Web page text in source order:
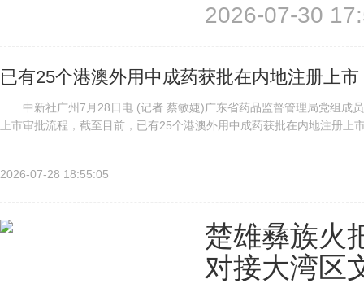
蒙古去体验一下大草原，也想
2026-07-30
已有25个港澳外用中成药获批在内地注册上市
中新社广州7月28日电 (记者 蔡敏婕)广东省药品监督管理局党组成
上市审批流程，截至目前，已有25个港澳外用中成药获批在内地注
2026-07-28 18:55:05
楚雄彝族火
对接大湾区